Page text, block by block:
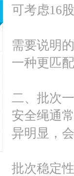
可考虑16
需要说明
一种更匹
二、批次
安全绳通
异明显，
批次稳定